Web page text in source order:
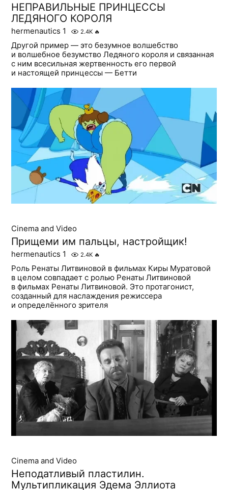
НЕПРАВИЛЬНЫЕ ПРИНЦЕССЫ
ЛЕДЯНОГО КОРОЛЯ
hermenautics 1 2.4K 🔥
Другой пример — это безумное волшебство
и волшебное безумство Ледяного короля и связанная
с ним всесильная жертвенность его первой
и настоящей принцессы — Бетти
Cinema and Video
Прищеми им пальцы, настройщик!
hermenautics 1 2.4K 🔥
Роль Ренаты Литвиновой в фильмах Киры Муратовой
в целом совпадает с ролью Ренаты Литвиновой
в фильмах Ренаты Литвиновой. Это протагонист,
созданный для наслаждения режиссера
и определённого зрителя
Cinema and Video
Неподатливый пластилин.
Мультипликация Эдема Эллиота